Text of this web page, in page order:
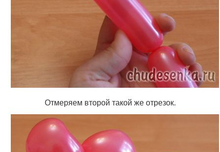
Отмеряем второй такой же отрезок.